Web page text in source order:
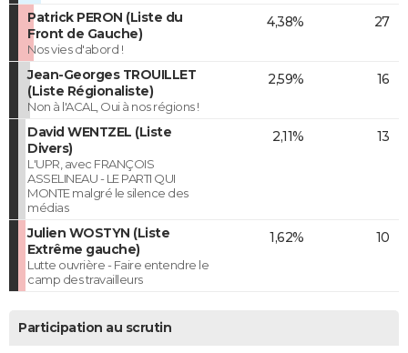
Patrick PERON (Liste du
Front de Gauche)
Nos vies d'abord !
4,38% 27
Jean-Georges TROUILLET
(Liste Régionaliste)
Non à l'ACAL, Oui à nos régions !
2,59% 16
David WENTZEL (Liste
Divers)
L'UPR, avec FRANÇOIS
ASSELINEAU - LE PARTI QUI
MONTE malgré le silence des
médias
2,11% 13
Julien WOSTYN (Liste
Extrême gauche)
Lutte ouvrière - Faire entendre le
camp des travailleurs
1,62% 10
Participation au scrutin